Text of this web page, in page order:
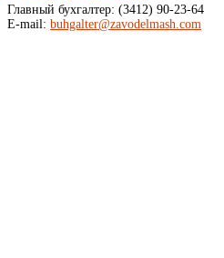
Главный бухгалтер: (3412) 90-23-64
E-mail: buhgalter@zavodelmash.com